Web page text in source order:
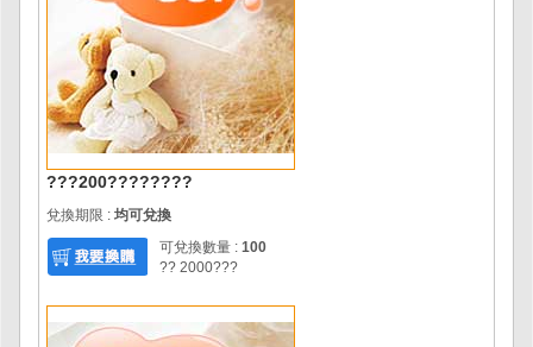
???200????????
兌換期限 : 均可兌換
可兌換數量 : 100
?? 2000???